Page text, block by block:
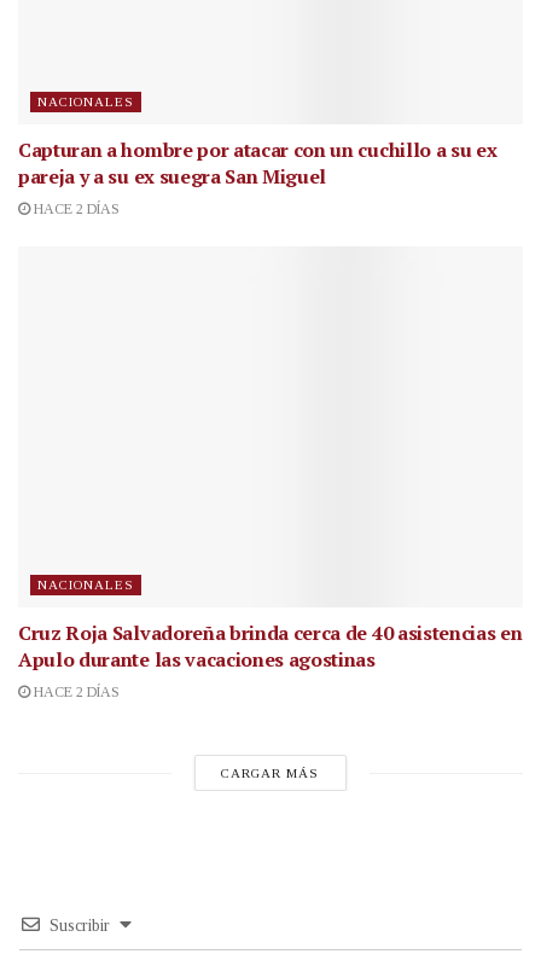
NACIONALES
Capturan a hombre por atacar con un cuchillo a su ex
pareja y a su ex suegra San Miguel
HACE 2 DÍAS
NACIONALES
Cruz Roja Salvadoreña brinda cerca de 40 asistencias en
Apulo durante las vacaciones agostinas
HACE 2 DÍAS
CARGAR MÁS
Suscribir